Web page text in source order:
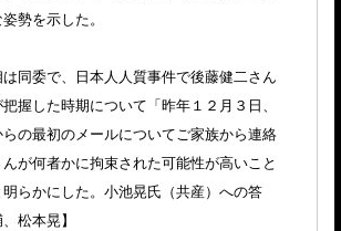
勢を示した。
同委で、日本人人質事件で後藤健二さん
握した時期について「昨年１２月３日、
の最初のメールについてご家族から連絡
が何者かに拘束された可能性が高いこと
らかにした。小池晃氏（共産）への答
松本晃】